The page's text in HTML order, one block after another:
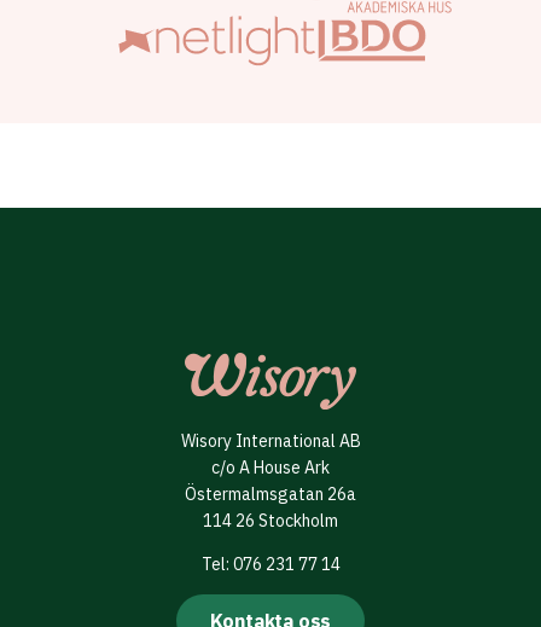
Wisory International AB
c/o A House Ark
Östermalmsgatan 26a
114 26 Stockholm
Tel: 076 231 77 14
Kontakta oss